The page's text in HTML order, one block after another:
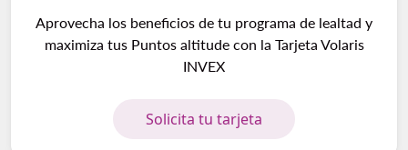
Aprovecha los beneficios de tu programa de lealtad y
maximiza tus Puntos altitude con la Tarjeta Volaris
INVEX
Solicita tu tarjeta